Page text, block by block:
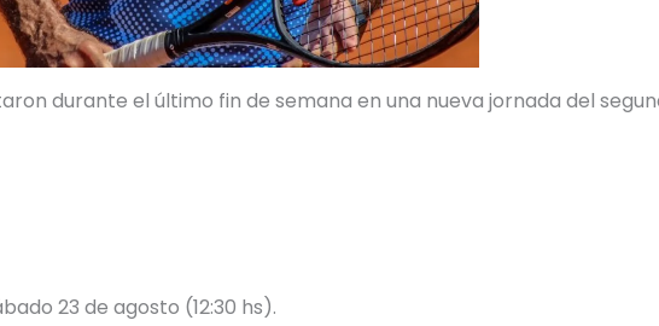
durante el último fin de semana en una nueva jornada del
23 de agosto (12:30 hs).